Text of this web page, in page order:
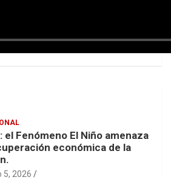
el Fenómeno El Niño amenaza
económica de la
5, 2026